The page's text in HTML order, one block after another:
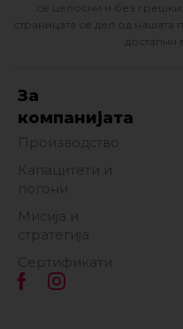
се целосни и без
страницата се дел од
достапни
За
компанијата
Производство
Капацитети и
погони
Мисија и
стратегија
Сертификати